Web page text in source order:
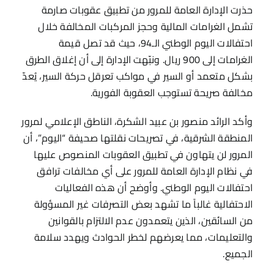
حذرت الإدارة العامة للمرور من تطبيق عقوبات صارمة
تشمل الغرامات المالية وحجز المركبات المخالفة خلال
احتفالات اليوم الوطني الـ94، حيث قد تصل قيمة
الغرامات إلى 900 ريال. ونبّهت الإدارة إلى أن إغلاق الطرق
بشكل متعمد أو السير في مواكب تعرقل حركة السير، يُعدّ
مخالفة صريحة تستوجب العقوبة الفورية.
وأكد الرائد منصور بن عبيد الشكرة، الناطق الإعلامي لمرور
المنطقة الشرقية، في تصريحات نقلتها صحيفة “اليوم”، أن
المرور لن يتهاون في تطبيق العقوبات المنصوص عليها
في نظام الإدارة العامة للمرور على أي مخالفات ترافق
احتفالات اليوم الوطني. وأوضح أن هذه الفعاليات
الاحتفالية غالباً ما تشهد بعض التصرفات غير المسؤولة
من السائقين، الذين يتعمدون عدم الالتزام بالقوانين
والتعليمات، مما يعرضهم لخطر الحوادث ويهدد سلامة
الجميع.